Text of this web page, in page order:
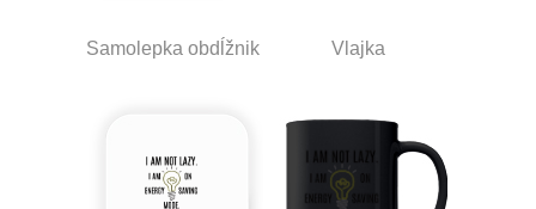
Samolepka obdĺžnik Vlajka